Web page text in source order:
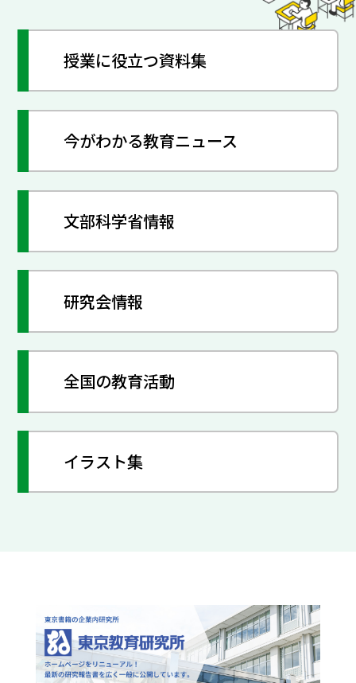
授業に役立つ資料集
今がわかる教育ニュース
文部科学省情報
研究会情報
全国の教育活動
イラスト集